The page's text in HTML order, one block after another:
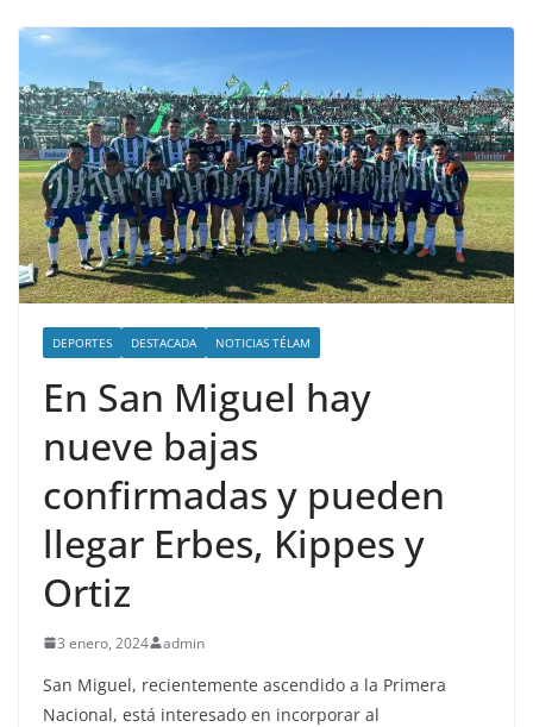
DEPORTES DESTACADA NOTICIAS TÉLAM
En San Miguel hay
nueve bajas
confirmadas y pueden
llegar Erbes, Kippes y
Ortiz
3 enero, 2024 admin
San Miguel, recientemente ascendido a la Primera
Nacional, está interesado en incorporar al